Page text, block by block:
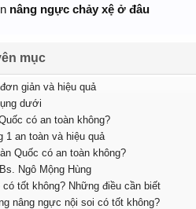
nâng ngực chảy xệ ở đâu
mục
giản và hiệu quả
dưới
có an toàn không?
1 an toàn và hiệu quả
Quốc có an toàn không?
Ngô Mộng Hùng
tốt không? Những điều cần biết
nâng ngực nội soi có tốt không?